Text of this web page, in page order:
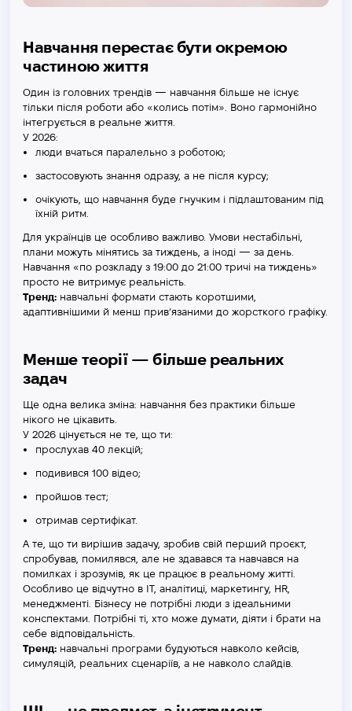
Навчання перестає бути окремою
частиною життя
Один із головних трендів — навчання більше не існує
тільки після роботи або «колись потім». Воно гармонійно
інтегрується в реальне життя.
У 2026:
люди вчаться паралельно з роботою;
застосовують знання одразу, а не після курсу;
очікують, що навчання буде гнучким і підлаштованим під
їхній ритм.
Для українців це особливо важливо. Умови нестабільні,
плани можуть мінятись за тиждень, а іноді — за день.
Навчання «по розкладу з 19:00 до 21:00 тричі на тиждень»
просто не витримує реальність.
Тренд: навчальні формати стають коротшими,
адаптивнішими й менш прив’язаними до жорсткого графіку.
Менше теорії — більше реальних
задач
Ще одна велика зміна: навчання без практики більше
нікого не цікавить.
У 2026 цінується не те, що ти:
прослухав 40 лекцій;
подивився 100 відео;
пройшов тест;
отримав сертифікат.
А те, що ти вирішив задачу, зробив свій перший проєкт,
спробував, помилявся, але не здавався та навчався на
помилках і зрозумів, як це працює в реальному житті.
Особливо це відчутно в IT, аналітиці, маркетингу, HR,
менеджменті. Бізнесу не потрібні люди з ідеальними
конспектами. Потрібні ті, хто може думати, діяти і брати на
себе відповідальність.
Тренд: навчальні програми будуються навколо кейсів,
симуляцій, реальних сценаріїв, а не навколо слайдів.